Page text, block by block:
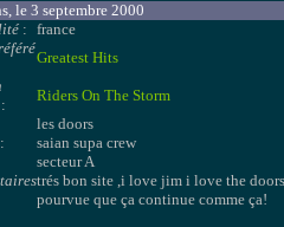
le 3 septembre 2000
: france
Greatest Hits
:
Riders On The Storm
:
les doors
saian supa crew
secteur A
trés bon site ,i love jim i love the
pourvue que ça continue comme ça!